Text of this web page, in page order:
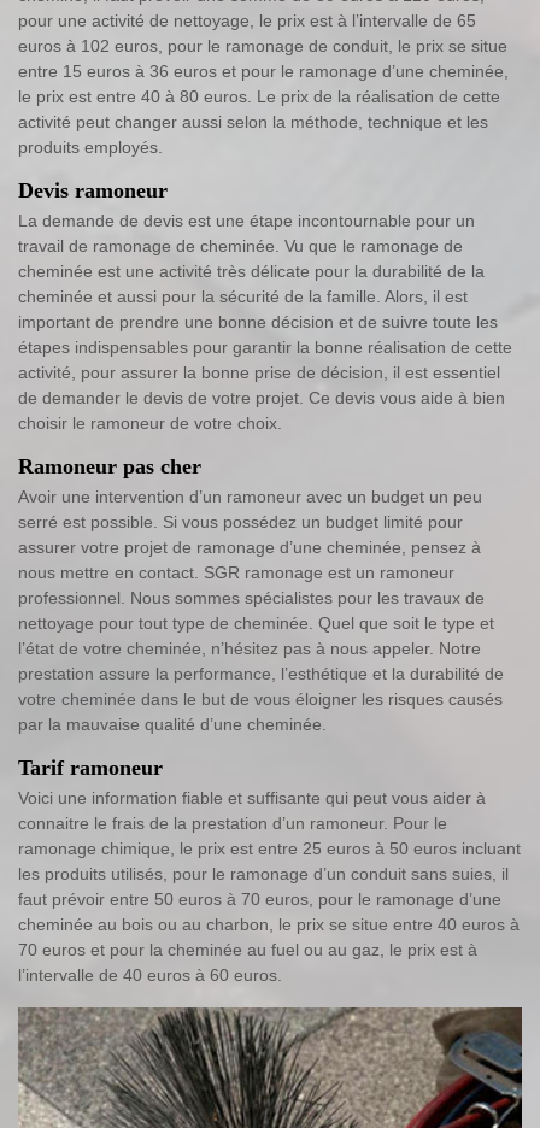
pour une activité de nettoyage, le prix est à l’intervalle de 65
euros à 102 euros, pour le ramonage de conduit, le prix se situe
entre 15 euros à 36 euros et pour le ramonage d’une cheminée,
le prix est entre 40 à 80 euros. Le prix de la réalisation de cette
activité peut changer aussi selon la méthode, technique et les
produits employés.
Devis ramoneur
La demande de devis est une étape incontournable pour un
travail de ramonage de cheminée. Vu que le ramonage de
cheminée est une activité très délicate pour la durabilité de la
cheminée et aussi pour la sécurité de la famille. Alors, il est
important de prendre une bonne décision et de suivre toute les
étapes indispensables pour garantir la bonne réalisation de cette
activité, pour assurer la bonne prise de décision, il est essentiel
de demander le devis de votre projet. Ce devis vous aide à bien
choisir le ramoneur de votre choix.
Ramoneur pas cher
Avoir une intervention d’un ramoneur avec un budget un peu
serré est possible. Si vous possédez un budget limité pour
assurer votre projet de ramonage d’une cheminée, pensez à
nous mettre en contact. SGR ramonage est un ramoneur
professionnel. Nous sommes spécialistes pour les travaux de
nettoyage pour tout type de cheminée. Quel que soit le type et
l’état de votre cheminée, n’hésitez pas à nous appeler. Notre
prestation assure la performance, l’esthétique et la durabilité de
votre cheminée dans le but de vous éloigner les risques causés
par la mauvaise qualité d’une cheminée.
Tarif ramoneur
Voici une information fiable et suffisante qui peut vous aider à
connaitre le frais de la prestation d’un ramoneur. Pour le
ramonage chimique, le prix est entre 25 euros à 50 euros incluant
les produits utilisés, pour le ramonage d’un conduit sans suies, il
faut prévoir entre 50 euros à 70 euros, pour le ramonage d’une
cheminée au bois ou au charbon, le prix se situe entre 40 euros à
70 euros et pour la cheminée au fuel ou au gaz, le prix est à
l’intervalle de 40 euros à 60 euros.